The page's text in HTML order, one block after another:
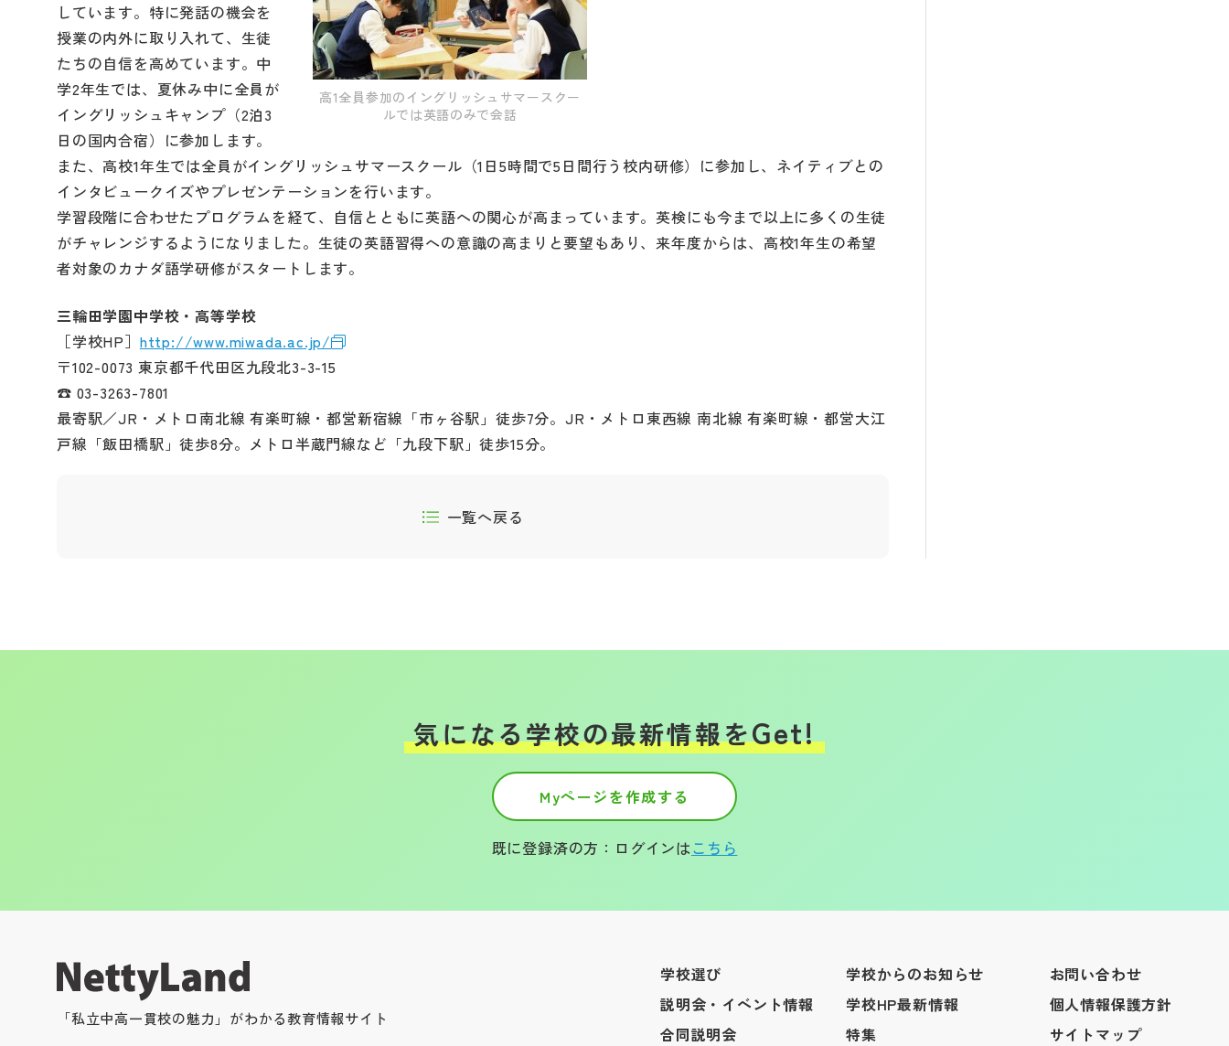
高1全員参加のイングリッシュサマースクー
ルでは英語のみで会話
しています。特に発話の機会を
授業の内外に取り入れて、生徒
たちの自信を高めています。中
学2年生では、夏休み中に全員が
イングリッシュキャンプ（2泊3
日の国内合宿）に参加します。
また、高校1年生では全員がイングリッシュサマースクール（1日5時間で5日間行う校内研修）に参加し、ネイティブとの
インタビュークイズやプレゼンテーションを行います。
学習段階に合わせたプログラムを経て、自信とともに英語への関心が高まっています。英検にも今まで以上に多くの生徒
がチャレンジするようになりました。生徒の英語習得への意識の高まりと要望もあり、来年度からは、高校1年生の希望
者対象のカナダ語学研修がスタートします。
三輪田学園中学校・高等学校
［学校HP］ http://www.miwada.ac.jp/
〒102-0073 東京都千代田区九段北3-3-15
☎ 03-3263-7801
最寄駅／JR・メトロ南北線 有楽町線・都営新宿線「市ヶ谷駅」徒歩7分。JR・メトロ東西線 南北線 有楽町線・都営大江
戸線「飯田橋駅」徒歩8分。メトロ半蔵門線など「九段下駅」徒歩15分。
一覧へ戻る
気になる学校の最新情報をGet!
Myページを作成する
既に登録済の方：ログインはこちら
「私立中高一貫校の魅力」がわかる教育情報サイト
学校選び
説明会・イベント情報
合同説明会
学校からのお知らせ
学校HP最新情報
特集
お問い合わせ
個人情報保護方針
サイトマップ